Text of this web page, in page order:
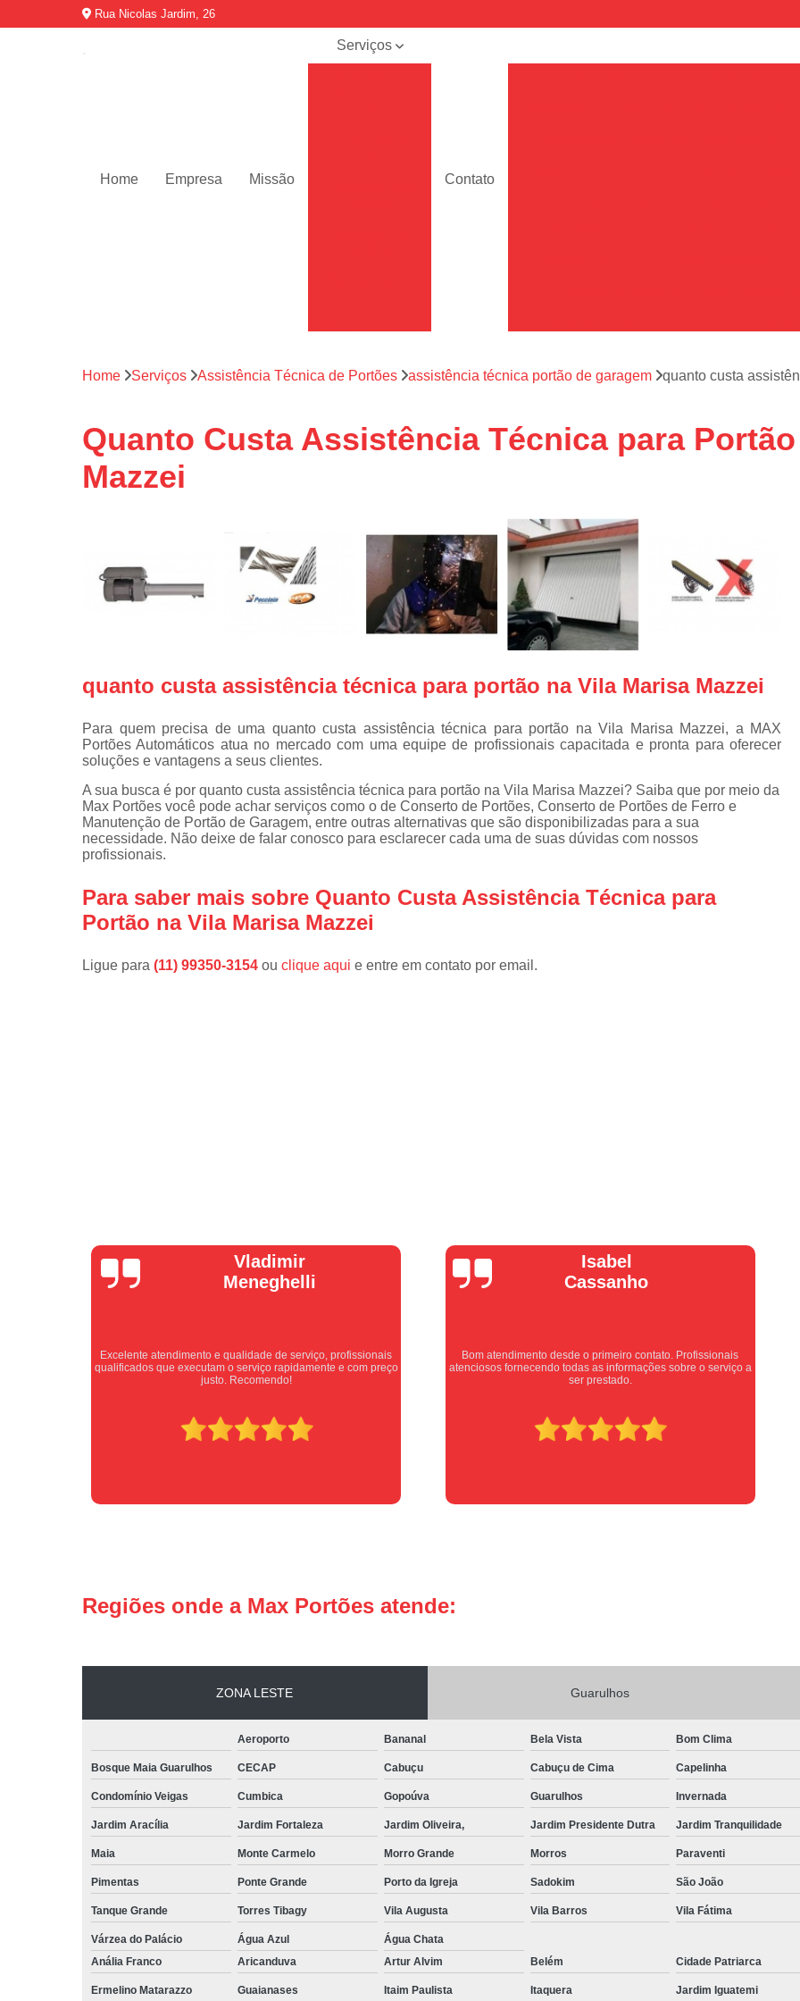
Rua Nicolas Jardim, 26
Home Empresa Missão
Serviços
automática
Portas de aço
automática
eletromagnética
de portão
Contato
Conserto de Portões de Madeira
Empresa de Conserto de Portões
Conserto de Portão Eletrônico em
Conserto de Portão em Sp
Conserto de Portão Residencial
Conserto para Portões
Instalação de Portão
Instalação de Portão Automático
Instalação de
Instalação de Portão Eletrônico em São
Instalar Portão Eletrônico
Instalar Portão Eletrônico Deslizante
Manutenção de Motores de
Motor de Portão Basculante
Motor de
Motor de Portão de Levantar
Motor
Motor de Portão em Sp
Motor de
Motor de Portão Rápido
Motor de Aço Automático para Portão
Motor de Porta Aço
Motor para Porta de Enrolar
Porta de Aço Automática Transvision
Porta de Aço com Motor
Porta de Aço de Enrolar Elétrica
Porta de Aço para Garagem Automática
Portas de Aço Automática
Portas de Aço Automáticas
Portas de Aço de Enrolar
Reparo de Portão de Correr
Reparo de Portão Eletrônico
Home Serviços Assistência Técnica de Portões assistência técnica portão de garagem quanto custa
Quanto Custa Assistência Técnica para
Mazzei
quanto custa assistência técnica para portão na Vila Marisa Mazzei
Para quem precisa de uma quanto custa assistência técnica para portão na Vila Marisa Mazzei, a MAX
Portões Automáticos atua no mercado com uma equipe de profissionais capacitada e pronta para oferecer
soluções e vantagens a seus clientes.
A sua busca é por quanto custa assistência técnica para portão na Vila Marisa Mazzei? Saiba que por meio da
Max Portões você pode achar serviços como o de Conserto de Portões, Conserto de Portões de Ferro e
Manutenção de Portão de Garagem, entre outras alternativas que são disponibilizadas para a sua
necessidade. Não deixe de falar conosco para esclarecer cada uma de suas dúvidas com nossos
profissionais.
Para saber mais sobre Quanto Custa Assistência Técnica para
Portão na Vila Marisa Mazzei
Ligue para (11) 99350-3154 ou clique aqui e entre em contato por email.
Isabel
Cassanho
Bom atendimento desde o primeiro contato. Profissionais
atenciosos fornecendo todas as informações sobre o serviço a
ser prestado.
Vera Maria
Equipe nota 10, trabalho rápido com excelência , super
organizados. Super indico.
Regiões onde a Max Portões atende:
ZONA LESTE Guarulhos
Aeroporto Bananal Bela Vista Bom Clima
Bosque Maia Guarulhos CECAP Cabuçu Cabuçu de Cima Capelinha
Condomínio Veigas Cumbica Gopoúva Guarulhos Invernada
Jardim Aracília Jardim Fortaleza Jardim Oliveira, Jardim Presidente Dutra Jardim Tranquilidade
Maia Monte Carmelo Morro Grande Morros Paraventi
Pimentas Ponte Grande Porto da Igreja Sadokim São João
Tanque Grande Torres Tibagy Vila Augusta Vila Barros Vila Fátima
Várzea do Palácio Água Azul
Água Chata
Anália Franco
Aricanduva Artur Alvim Belém Cidade Patriarca
Ermelino Matarazzo Guaianases Itaim Paulista Itaquera Jardim Iguatemi